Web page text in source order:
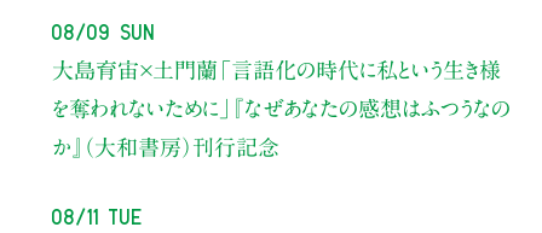
08/09 Sun
大島育宙×土門蘭 「言語化の時代に私という生き様
を奪われないために」
『なぜあなたの感想はふつうなの
か』（大和書房）刊行記念
08/11 Tue